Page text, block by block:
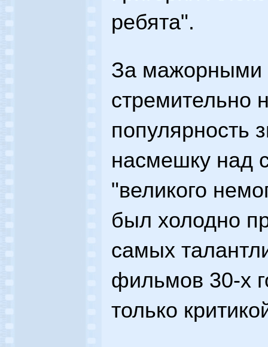
ребята".
За
стремительно
популярность
насмешку над
"великого
был холодно
самых
фильмов 30-х
только